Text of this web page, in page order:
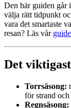
Den här guiden går
välja rätt tidpunkt
vara det smartaste
resan? Läs vår
Det
Torrsäsong:
för strand
Regnsäsong: